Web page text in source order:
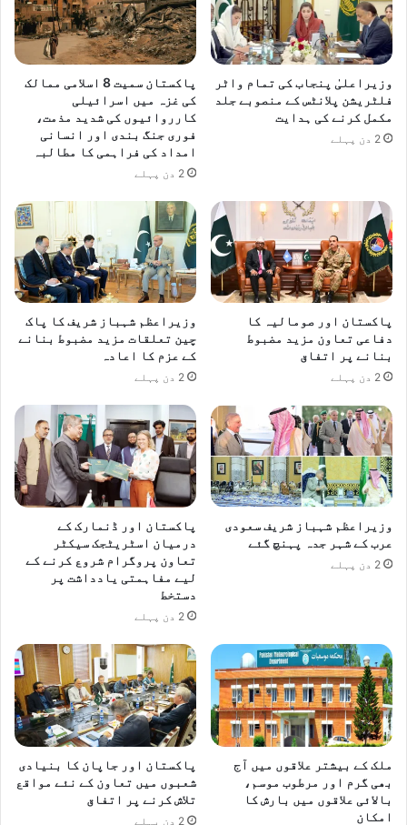
وزیراعلیٰ پنجاب کی تمام واٹر
فلٹریشن پلانٹس کے منصوبے جلد
مکمل کرنے کی ہدایت
2 دن پہلے
پاکستان سمیت 8 اسلامی ممالک
کی غزہ میں اسرائیلی
کارروائیوں کی شدید مذمت،
فوری جنگ بندی اور انسانی
امداد کی فراہمی کا مطالبہ
2 دن پہلے
پاکستان اور صومالیہ کا
دفاعی تعاون مزید مضبوط
بنانے پر اتفاق
2 دن پہلے
وزیراعظم شہباز شریف کا پاک
چین تعلقات مزید مضبوط بنانے
کے عزم کا اعادہ
2 دن پہلے
وزیراعظم شہباز شریف سعودی
عرب کے شہر جدہ پہنچ گئے
2 دن پہلے
پاکستان اور ڈنمارک کے
درمیان اسٹریٹجک سیکٹر
تعاون پروگرام شروع کرنے کے
لیے مفاہمتی یادداشت پر
دستخط
2 دن پہلے
ملک کے بیشتر علاقوں میں آج
بھی گرم اور مرطوب موسم،
بالائی علاقوں میں بارش کا
امکان
پاکستان اور جاپان کا بنیادی
شعبوں میں تعاون کے نئے مواقع
تلاش کرنے پر اتفاق
2 دن پہلے